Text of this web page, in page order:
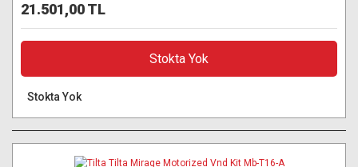
21.501,00 TL
Stokta Yok
Stokta Yok